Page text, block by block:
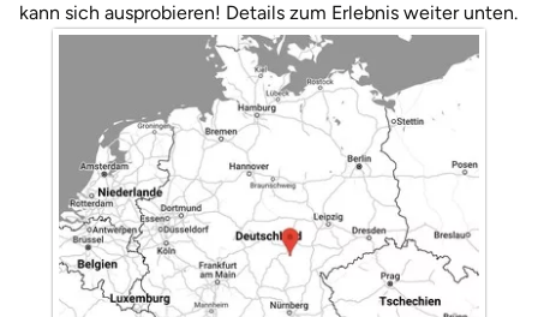
kann sich ausprobieren! Details zum Erlebnis weiter unten.
Dessau
Dingolfing
Dorsten
Dortmund